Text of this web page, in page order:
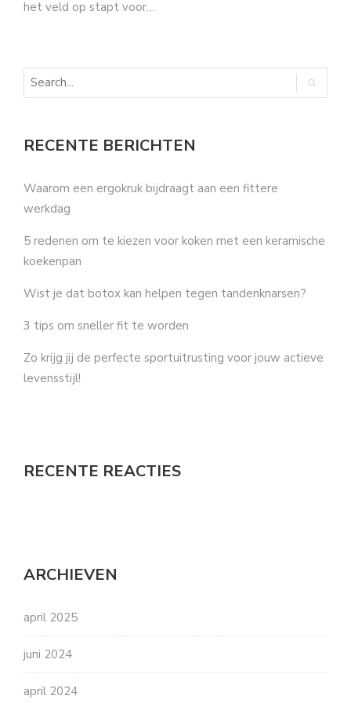
het veld op stapt voor…
RECENTE BERICHTEN
Waarom een ergokruk bijdraagt aan een fittere
werkdag
5 redenen om te kiezen voor koken met een keramische
koekenpan
Wist je dat botox kan helpen tegen tandenknarsen?
3 tips om sneller fit te worden
Zo krijg jij de perfecte sportuitrusting voor jouw actieve
levensstijl!
RECENTE REACTIES
ARCHIEVEN
april 2025
juni 2024
april 2024